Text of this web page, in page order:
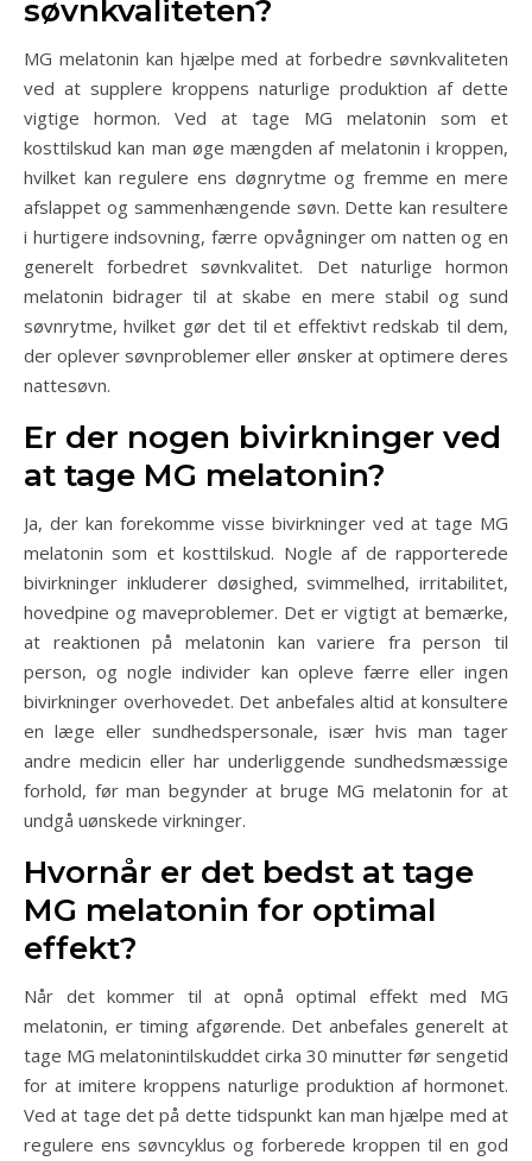
søvnkvaliteten?
MG melatonin kan hjælpe med at forbedre søvnkvaliteten
ved at supplere kroppens naturlige produktion af dette
vigtige hormon. Ved at tage MG melatonin som et
kosttilskud kan man øge mængden af melatonin i kroppen,
hvilket kan regulere ens døgnrytme og fremme en mere
afslappet og sammenhængende søvn. Dette kan resultere
i hurtigere indsovning, færre opvågninger om natten og en
generelt forbedret søvnkvalitet. Det naturlige hormon
melatonin bidrager til at skabe en mere stabil og sund
søvnrytme, hvilket gør det til et effektivt redskab til dem,
der oplever søvnproblemer eller ønsker at optimere deres
nattesøvn.
Er der nogen bivirkninger ved
at tage MG melatonin?
Ja, der kan forekomme visse bivirkninger ved at tage MG
melatonin som et kosttilskud. Nogle af de rapporterede
bivirkninger inkluderer døsighed, svimmelhed, irritabilitet,
hovedpine og maveproblemer. Det er vigtigt at bemærke,
at reaktionen på melatonin kan variere fra person til
person, og nogle individer kan opleve færre eller ingen
bivirkninger overhovedet. Det anbefales altid at konsultere
en læge eller sundhedspersonale, især hvis man tager
andre medicin eller har underliggende sundhedsmæssige
forhold, før man begynder at bruge MG melatonin for at
undgå uønskede virkninger.
Hvornår er det bedst at tage
MG melatonin for optimal
effekt?
Når det kommer til at opnå optimal effekt med MG
melatonin, er timing afgørende. Det anbefales generelt at
tage MG melatonintilskuddet cirka 30 minutter før sengetid
for at imitere kroppens naturlige produktion af hormonet.
Ved at tage det på dette tidspunkt kan man hjælpe med at
regulere ens søvncyklus og forberede kroppen til en god